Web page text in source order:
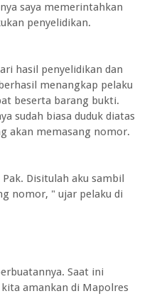
saya memerintahkan
penyelidikan.
hasil penyelidikan dan
menangkap pelaku
beserta barang bukti.
sudah biasa duduk diatas
akan memasang nomor.
Disitulah aku sambil
nomor, " ujar pelaku di
Saat ini
amankan di Mapolres